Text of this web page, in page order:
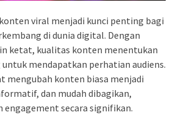
viral menjadi kunci penting bagi
di dunia digital. Dengan
ketat, kualitas konten menentukan
mendapatkan perhatian audiens.
mengubah konten biasa menjadi
dan mudah dibagikan,
secara signifikan.